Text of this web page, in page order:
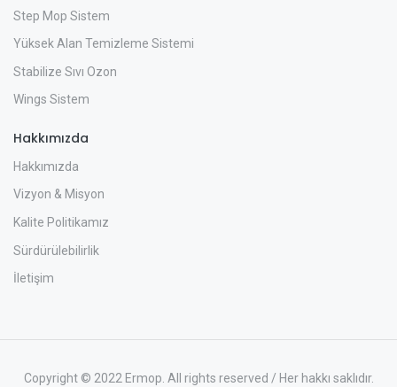
Step Mop Sistem
Yüksek Alan Temizleme Sistemi
Stabilize Sıvı Ozon
Wings Sistem
Hakkımızda
Hakkımızda
Vizyon & Misyon
Kalite Politikamız
Sürdürülebilirlik
İletişim
Copyright © 2022 Ermop. All rights reserved / Her hakkı saklıdır.